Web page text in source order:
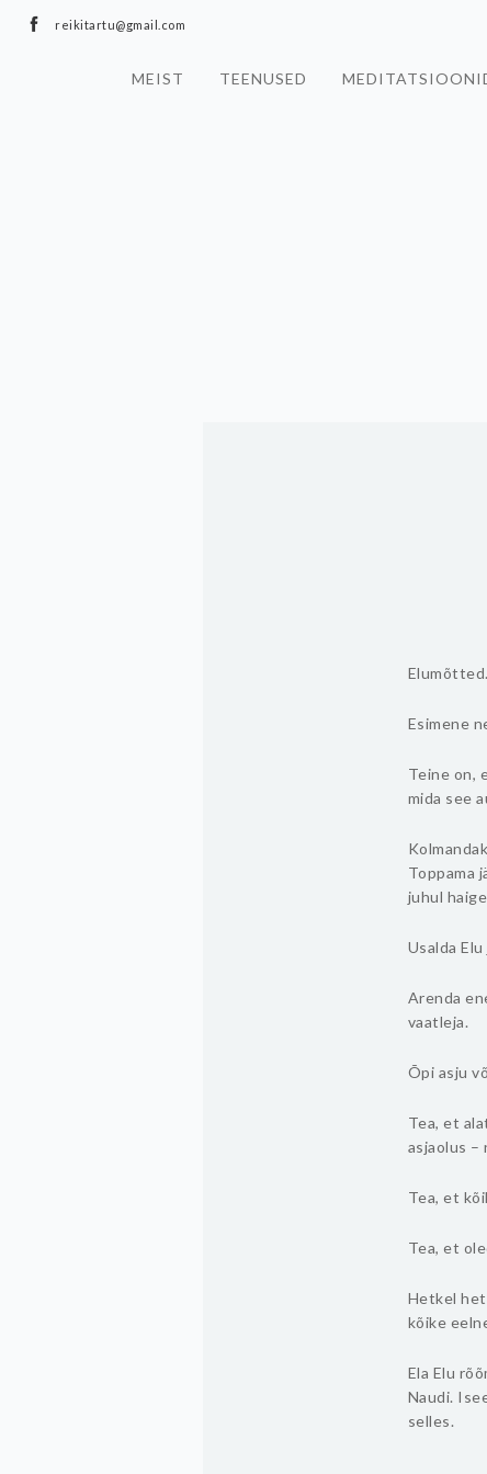
reikitartu@gmail.com
MEIST TEENUSED
Elumõtted.
Esimene
Teine on,
mida see
Toppama
juhul
Usalda
Arenda
vaatleja.
Õpi asju
Tea, et
asjaolus –
Tea, et
Tea, et
Hetkel
kõike
Ela Elu
Naudi.
selles.